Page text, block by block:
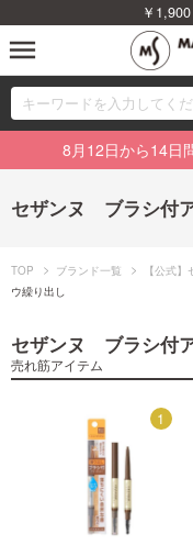
￥
menu
00 ブランドから探す
カテゴリから探す
ランキングから探す
特集から探す
ビューティジャーナ
8月12日から14日
セザンヌ ブラシ付
TOP ブランド一覧 【公式
ウ繰り出し
セザンヌ ブラシ付
売れ筋アイテム
1